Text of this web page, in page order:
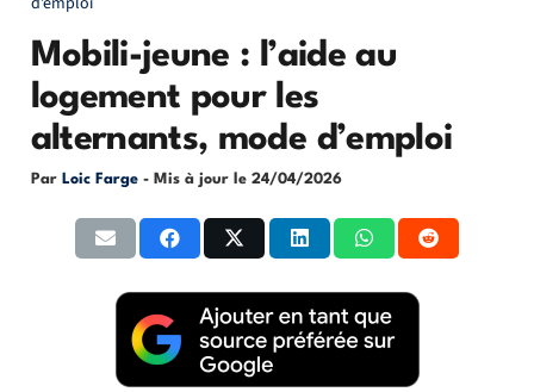
Mobili-jeune : l’aide au
logement pour les
alternants, mode d’emploi
Par Loic Farge - Mis à jour le 24/04/2026